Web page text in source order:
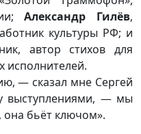
Александр Гилёв,
культуры РФ; и
автор стихов для
исполнителей.
— сказал мне Сергей
выступлениями, — мы
она бьёт ключом».